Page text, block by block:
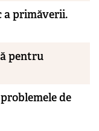
a primăverii.
pentru
de